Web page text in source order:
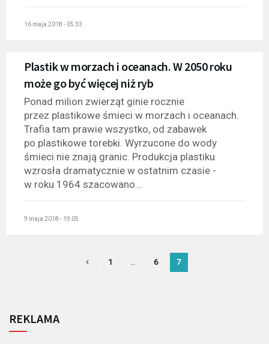
16 maja 2018 - 05:33
Plastik w morzach i oceanach. W 2050 roku
może go być więcej niż ryb
Ponad milion zwierząt ginie rocznie
przez plastikowe śmieci w morzach i oceanach.
Trafia tam prawie wszystko, od zabawek
po plastikowe torebki. Wyrzucone do wody
śmieci nie znają granic. Produkcja plastiku
wzrosła dramatycznie w ostatnim czasie -
w roku 1964 szacowano...
9 maja 2018 - 19:05
1 6 7
REKLAMA